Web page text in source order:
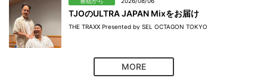
TJOのULTRA JAPAN Mixをお届け
THE TRAXX Presented by SEL OCTAGON TOKYO
MORE